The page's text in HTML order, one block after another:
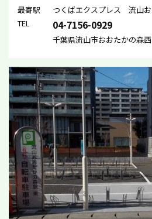
最寄駅
つくばエクスプレス 流山
TEL
04-7156-0929
千葉県流山市おおたかの森